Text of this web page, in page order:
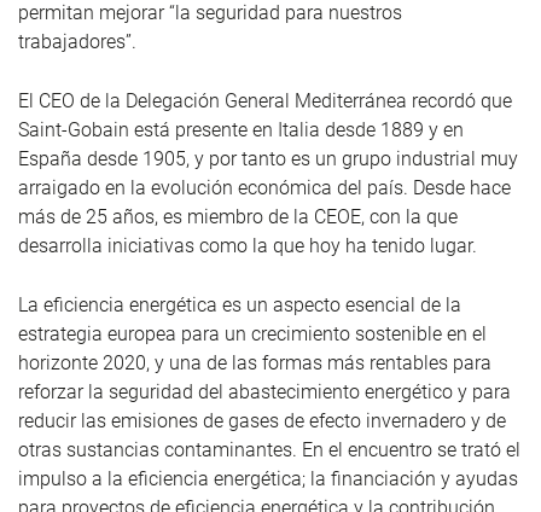
permitan mejorar “la seguridad para nuestros
trabajadores”.
El CEO de la Delegación General Mediterránea recordó que
Saint-Gobain está presente en Italia desde 1889 y en
España desde 1905, y por tanto es un grupo industrial muy
arraigado en la evolución económica del país. Desde hace
más de 25 años, es miembro de la CEOE, con la que
desarrolla iniciativas como la que hoy ha tenido lugar.
La eficiencia energética es un aspecto esencial de la
estrategia europea para un crecimiento sostenible en el
horizonte 2020, y una de las formas más rentables para
reforzar la seguridad del abastecimiento energético y para
reducir las emisiones de gases de efecto invernadero y de
otras sustancias contaminantes. En el encuentro se trató el
impulso a la eficiencia energética; la financiación y ayudas